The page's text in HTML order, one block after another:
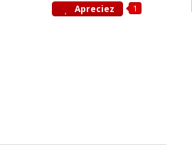
Apreciez 1